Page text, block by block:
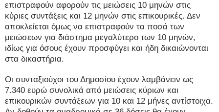
επιστραφούν αφορούν τις μειώσεις 10 μηνών στις
κύριες συντάξεις και 12 μηνών στις επικουρικές. Δεν
αποκλείεται όμως να επιστραφούν τα ποσά των
μειώσεων για διάστημα μεγαλύτερο των 10 μηνών,
ιδίως για όσους έχουν προσφύγει και ήδη δικαιώνονται
στα δικαστήρια.
Οι συνταξιούχοι του Δημοσίου έχουν λαμβάνειν ως
7.340 ευρώ συνολικά από μειώσεις κύριων και
επικουρικών συντάξεων για 10 και 12 μήνες αντίστοιχα.